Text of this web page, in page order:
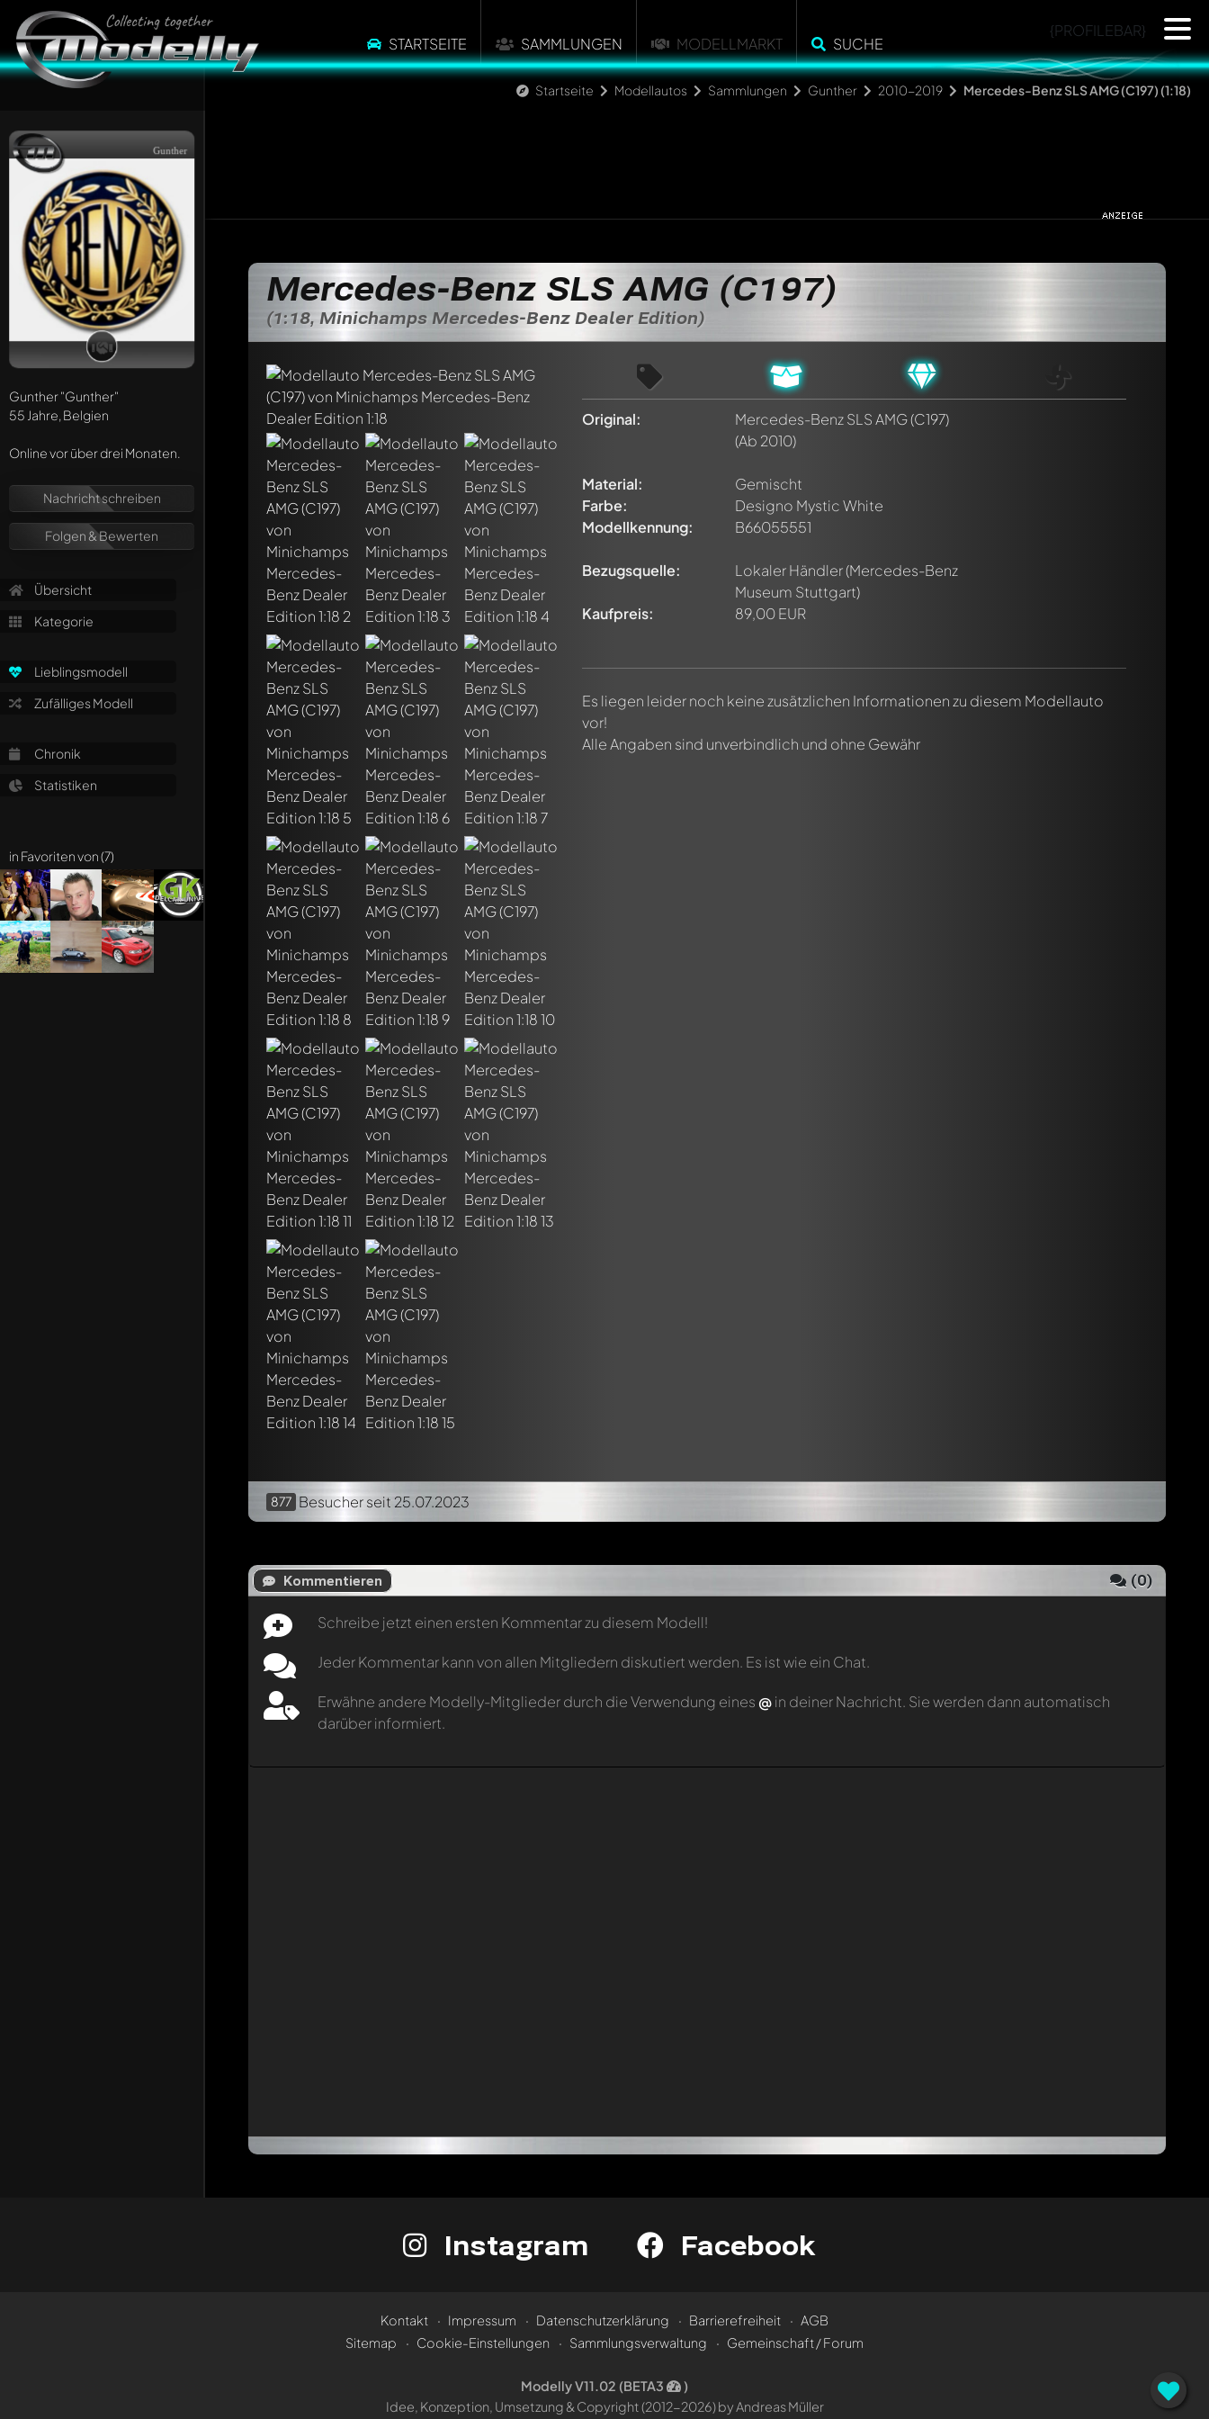
STARTSEITE SAMMLUNGEN MODELLMARKT SUCHE
{PROFILEBAR}
Startseite Modellautos Sammlungen Gunther 2010-2019 Mercedes-Benz SLS AMG (C197) (1:18)
Gunther
Gunther"Gunther"
55 Jahre, Belgien
Online vor über drei Monaten.
Nachricht schreiben
Folgen & Bewerten
Übersicht
Kategorie
Lieblingsmodell
Zufälliges Modell
Chronik
Statistiken
in Favoriten von (7)
Mercedes-Benz SLS AMG (C197)
(1:18, Minichamps Mercedes-Benz Dealer Edition)
Original:
Mercedes-Benz SLS AMG (C197)
(Ab 2010)
Material:
Gemischt
Farbe:
Designo Mystic White
Modellkennung:
B66055551
Bezugsquelle:
Lokaler Händler (Mercedes-Benz
Museum Stuttgart)
Kaufpreis:
89,00 EUR
Es liegen leider noch keine zusätzlichen Informationen zu diesem Modellauto
vor!
Alle Angaben sind unverbindlich und ohne Gewähr
877 Besucherseit 25.07.2023
Kommentieren (0)
Schreibe jetzt einen ersten Kommentar zu diesem Modell!
Jeder Kommentar kann von allen Mitgliedern diskutiert werden. Es ist wie ein Chat.
Erwähne andere Modelly-Mitglieder durch die Verwendung eines @in deiner Nachricht. Sie werden dann automatisch
darüber informiert.
Schreibe jetzt einen ersten Kommentar zu diesem Modell!
Jeder Kommentar kann von allen Mitgliedern diskutiert werden. Es ist wie ein Chat.
Erwähne andere Modelly-Mitglieder durch die Verwendung eines
Instagram Facebook
Kontakt Impressum Datenschutzerklärung Barrierefreiheit
AGB
Sitemap
Cookie-Einstellungen Sammlungsverwaltung Gemeinschaft / Forum
Modelly V11.02 (BETA3
)
Idee, Konzeption, Umsetzung & Copyright (2012-2026) by Andreas Müller